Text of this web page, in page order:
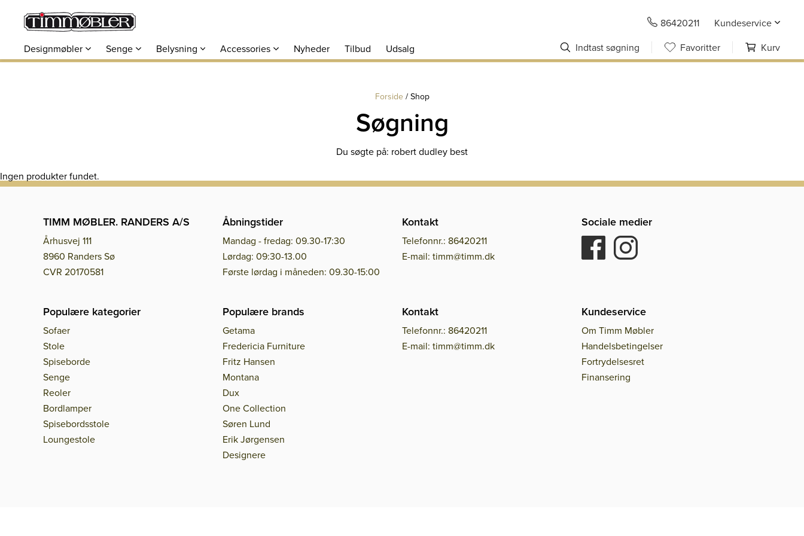
86420211
Kundeservice
Designmøbler
Senge Belysning Accessories Nyheder Tilbud Udsalg Indtast søgning Favoritter Kurv
Forside / Shop
Søgning
Du søgte på: robert dudley best
Ingen produkter fundet.
TIMM MØBLER. RANDERS A/S
Århusvej 111
8960 Randers Sø
CVR 20170581
Populære kategorier
Sofaer
Stole
Spiseborde
Senge
Reoler
Bordlamper
Spisebordsstole
Loungestole
Åbningstider
Mandag - fredag: 09.30-17:30
Lørdag: 09:30-13.00
Første lørdag i måneden: 09.30-15:00
Populære brands
Getama
Fredericia Furniture
Fritz Hansen
Montana
Dux
One Collection
Søren Lund
Erik Jørgensen
Designere
Kontakt
Telefonnr.: 86420211
E-mail: timm@timm.dk
Kontakt
Telefonnr.: 86420211
E-mail: timm@timm.dk
Sociale medier
Kundeservice
Om Timm Møbler
Handelsbetingelser
Fortrydelsesret
Finansering